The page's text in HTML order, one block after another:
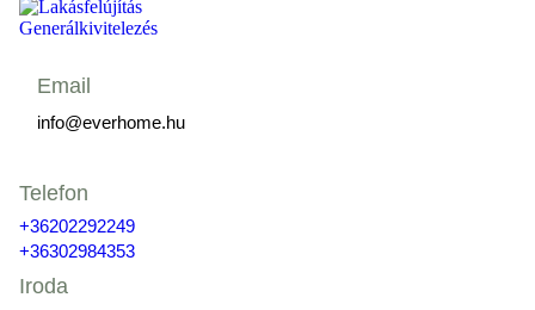
Email
info@everhome.hu
Telefon
+36202292249
+36302984353
Iroda